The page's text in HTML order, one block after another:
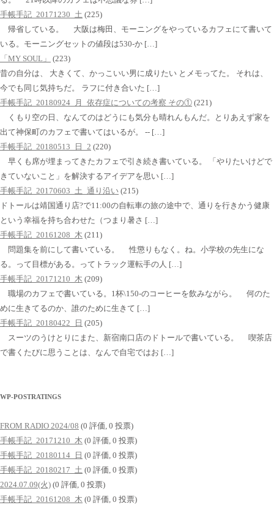
手帳手記_20171230_土 (225)
帰省している。 大阪は梅田、モーニングをやっているカフェにて書いて
いる。モーニングセットの値段は530-か […]
「MY SOUL」
(223)
昔の自分は、 大きくて、かっこいい男に成りたい とメモってた。 それは、
今でも同じ気持ちだ。 ラフに付き合いた […]
手帳手記_20180924_月_依存症についての考察 その① (221)
くもり空の日、なんてのはどうにも気分も晴れんもんだ。とりあえず家を
出て神保町のカフェで書いてはいるが。 -- […]
手帳手記_20180513_日_2 (220)
早くも席が埋まってきたカフェで引き続き書いている。 「やりたいけどで
きていないこと」を解決するアイデアを思い […]
手帳手記_20170603_土_通り沿い (215)
ドトールは靖国通り店?で11:00の自転車の旅の途中で、通りを行きかう健康
という幸福を持ち合わせた（つまり暑さ […]
手帳手記_20161208_木 (211)
問題集を前にして書いている。 性懲りもなく。ね。小学校の先生にな
る。って目標がある。ってトラック運転手の人 […]
手帳手記_20171210_木 (209)
職場のカフェで書いている。1杯\150-のコーヒーを飲みながら。 何のた
めに生きてるのか、誰のために生きて […]
手帳手記_20180422_日 (205)
スーツのうけとりにまた、新宿南口店のドトールで書いている。 喫茶店
で書くたびに思うことは、なんで自宅ではお […]
WP-POSTRATINGS
FROM RADIO 2024/08 (0 評価, 0 投票)
手帳手記_20171210_木 (0 評価, 0 投票)
手帳手記_20180114_日 (0 評価, 0 投票)
手帳手記_20180217_土 (0 評価, 0 投票)
2024.07.09(火) (0 評価, 0 投票)
手帳手記_20161208_木 (0 評価, 0 投票)